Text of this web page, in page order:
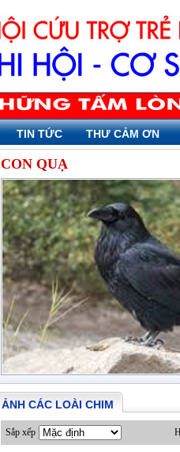
TIN TỨC THƯ CẢM ƠN
CON QUẠ
ẢNH CÁC LOÀI CHIM
Sắp xếp